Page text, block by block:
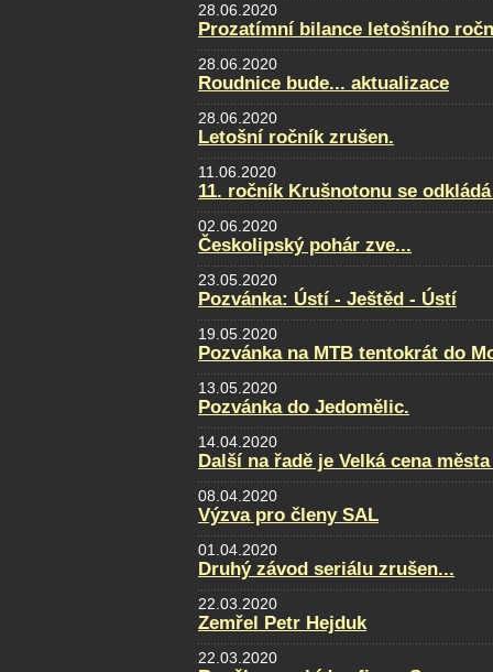
28.06.2020
Prozatímní bilance letošního
28.06.2020
Roudnice bude... aktualizace
28.06.2020
Letošní ročník zrušen.
11.06.2020
11. ročník Krušnotonu se
02.06.2020
Českolipský pohár zve...
23.05.2020
Pozvánka: Ústí - Ještěd - Ústí
19.05.2020
Pozvánka na MTB tentokrát do
13.05.2020
Pozvánka do Jedomělic.
14.04.2020
Další na řadě je Velká cena
08.04.2020
Výzva pro členy SAL
01.04.2020
Druhý závod seriálu zrušen...
22.03.2020
Zemřel Petr Hejduk
22.03.2020